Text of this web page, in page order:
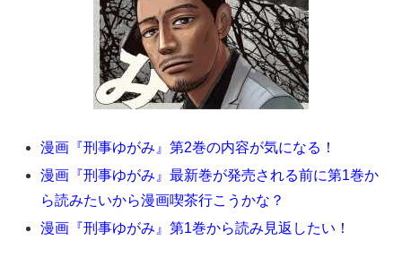
漫画『刑事ゆがみ』第2巻の内容が気になる！
漫画『刑事ゆがみ』最新巻が発売される前に第1巻か
ら読みたいから漫画喫茶行こうかな？
漫画『刑事ゆがみ』第1巻から読み見返したい！